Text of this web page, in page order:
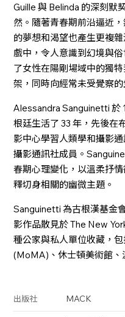
Guille 與 Belinda 的深刻默
然。隨著青春期前沿逼近
的夢想和渴望也產生更複
戲中，令人意識到幻境與
了女性在陽剛場域中的獨
架，同時向經常未受覺察的
Alessandra Sanguinetti 於
根廷生活了 33 年，先後在
影中心學習人類學和攝影
攝影通訊社成員。
春期心理變化，以溫柔抒
釋切身相關的幽微主題。
Sanguinetti 為古根漢基金
影作品散見於 The New
種公家與私人單位收藏，
(MoMA)、休士頓美術館、
出版社 MACK